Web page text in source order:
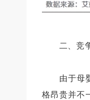
二、竞争
由于母婴
格昂贵并不